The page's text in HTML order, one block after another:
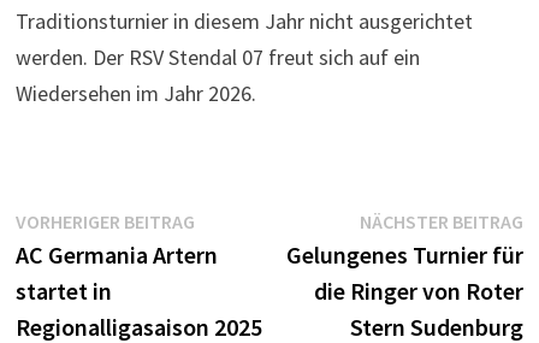
Traditionsturnier in diesem Jahr nicht ausgerichtet
werden. Der RSV Stendal 07 freut sich auf ein
Wiedersehen im Jahr 2026.
Beitragsnavigation
VORHERIGER BEITRAGVorheriger
Beitrag:
AC Germania Artern
startet in
Regionalligasaison 2025
NÄCHSTER BEITRAG
Gelungenes Turnier für
die Ringer von Roter
Stern Sudenburg